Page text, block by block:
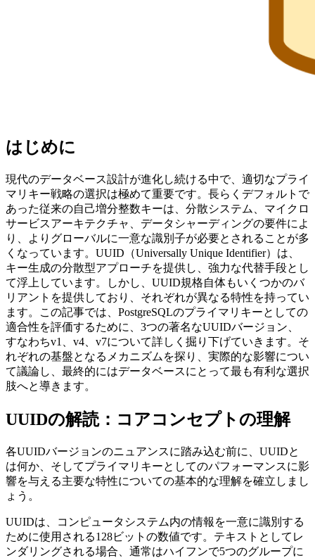
はじめに
現代のデータベース設計が進化し続ける中で、適切なプライ
マリキー戦略の選択は極めて重要です。長らくデフォルトで
あった従来の自己増分整数キーは、分散システム、マイクロ
サービスアーキテクチャ、データシャーディングの要件によ
り、よりグローバルに一意な識別子が必要とされることが多
くなっています。UUID（Universally Unique Identifier）は、
キー生成の分散型アプローチを提供し、強力な代替手段とし
て浮上しています。しかし、UUID規格自体もいくつかのバ
リアントを提供しており、それぞれが異なる特性を持ってい
ます。この記事では、PostgreSQLのプライマリキーとしての
適合性を評価するために、3つの著名なUUIDバージョン、
すなわちv1、v4、v7について詳しく掘り下げていきます。そ
れぞれの基盤となるメカニズムを探り、実際的な影響につい
て議論し、最終的にはデータベースにとって最も有利な選択
肢へと導きます。
UUIDの解読：コアコンセプトの理解
各UUIDバージョンのニュアンスに踏み込む前に、UUIDと
は何か、そしてプライマリキーとしてのパフォーマンスに影
響を与える主要な特性についての基本的な理解を確立しまし
ょう。
UUIDは、コンピュータシステム内の情報を一意に識別する
ために使用される128ビットの数値です。テキストとしてレ
ンダリングされる場合、通常はハイフンで5つのグループに